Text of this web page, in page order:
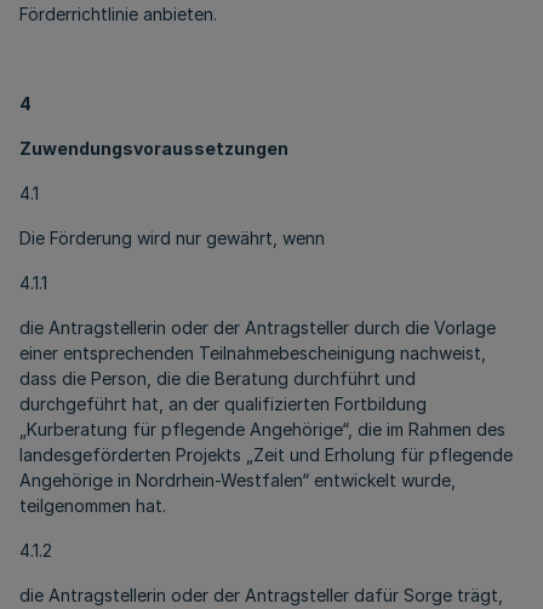
Förderrichtlinie anbieten.
4
Zuwendungsvoraussetzungen
4.1
Die Förderung wird nur gewährt, wenn
4.1.1
die Antragstellerin oder der Antragsteller durch die Vorlage
einer entsprechenden Teilnahmebescheinigung nachweist,
dass die Person, die die Beratung durchführt und
durchgeführt hat, an der qualifizierten Fortbildung
„Kurberatung für pflegende Angehörige“, die im Rahmen des
landesgeförderten Projekts „Zeit und Erholung für pflegende
Angehörige in Nordrhein-Westfalen“ entwickelt wurde,
teilgenommen hat.
4.1.2
die Antragstellerin oder der Antragsteller dafür Sorge trägt,